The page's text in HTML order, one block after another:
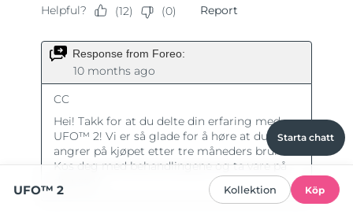
Starta chatt
UFO™ 2 Kollektion Köp